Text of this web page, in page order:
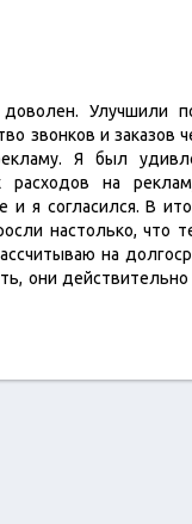
Улучшили
звонков и заказов
Я был
расходов на
я согласился. В
настолько, что
на
они действительно